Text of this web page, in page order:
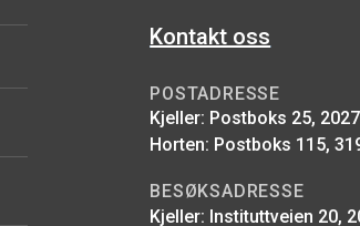
Kontakt oss
POSTADRESSE
Kjeller: Postboks 25,
Horten: Postboks 115,
BESØKSADRESSE
Kjeller: Instituttveien 20,